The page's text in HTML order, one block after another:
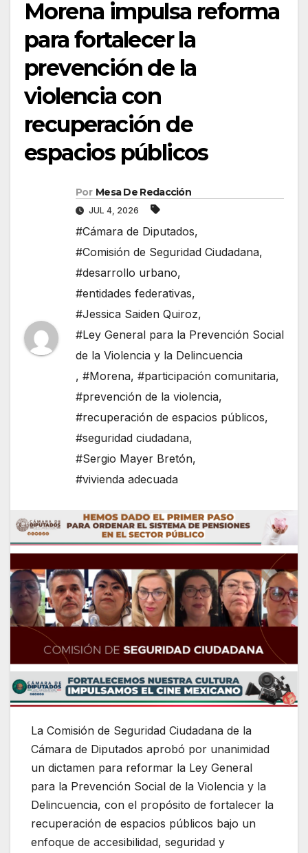
Morena impulsa reforma
para fortalecer la
prevención de la
violencia con
recuperación de
espacios públicos
Por Mesa De Redacción
JUL 4, 2026
#Cámara de Diputados,
#Comisión de Seguridad Ciudadana,
#desarrollo urbano,
#entidades federativas,
#Jessica Saiden Quiroz,
#Ley General para la Prevención Social
de la Violencia y la Delincuencia
, #Morena, #participación comunitaria,
#prevención de la violencia,
#recuperación de espacios públicos,
#seguridad ciudadana,
#Sergio Mayer Bretón,
#vivienda adecuada
La Comisión de Seguridad Ciudadana de la
Cámara de Diputados aprobó por unanimidad
un dictamen para reformar la Ley General
para la Prevención Social de la Violencia y la
Delincuencia, con el propósito de fortalecer la
recuperación de espacios públicos bajo un
enfoque de accesibilidad, seguridad y